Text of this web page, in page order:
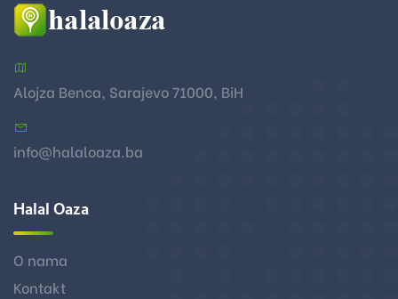
Alojza Benca, Sarajevo 71000, BiH
info@halaloaza.ba
Halal Oaza
O nama
Kontakt